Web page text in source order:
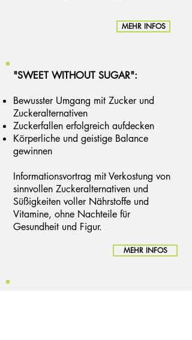
MEHR INFOS
"SWEET WITHOUT SUGAR":
Bewusster Umgang mit Zucker und
Zuckeralternativen
Zuckerfallen erfolgreich aufdecken
Körperliche und geistige Balance
gewinnen
Informationsvortrag mit Verkostung von
sinnvollen Zuckeralternativen und
Süßigkeiten voller Nährstoffe und
Vitamine, ohne Nachteile für
Gesundheit und Figur.
MEHR INFOS